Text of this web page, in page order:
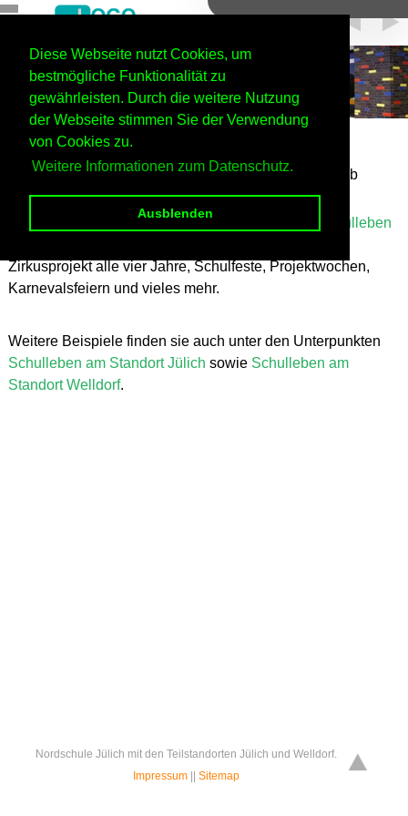
Diese Webseite nutzt Cookies, um
bestmögliche Funktionalität zu
gewährleisten. Durch die weitere Nutzung
der Webseite stimmen Sie der Verwendung
von Cookies zu.
Weitere Informationen zum Datenschutz.
Ausblenden
Home Unsere Schule
Das gemeinsame Lernen und Leben in und außerhalb
unserer Schule hat viele Facetten.
Ein paar Beispiele, was an unserer Schule zum
Schulleben
Zirkusprojekt alle vier Jahre, Schulfeste, Projektwochen,
Karnevalsfeiern und vieles mehr.
Weitere Beispiele finden sie auch unter den Unterpunkten
Schulleben am Standort Jülich sowie Schulleben am
Standort Welldorf.
Nordschule Jülich mit den Teilstandorten Jülich und Welldorf.
Impressum ||Sitemap